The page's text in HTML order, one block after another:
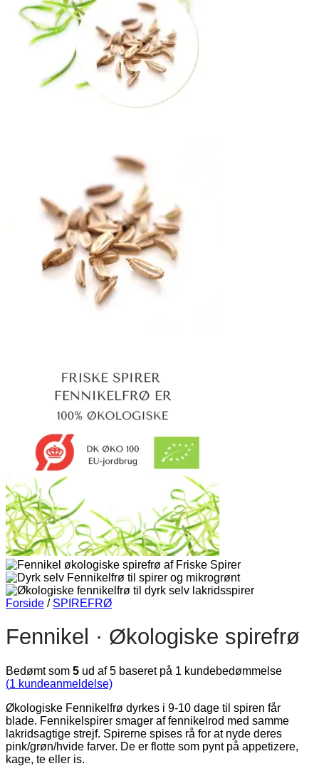
Forside / SPIREFRØ
Fennikel · Økologiske spirefrø
Bedømt som 5 ud af 5 baseret på 1 kundebedømmelse
(1 kundeanmeldelse)
Økologiske Fennikelfrø dyrkes i 9-10 dage til spiren får
blade. Fennikelspirer smager af fennikelrod med samme
lakridsagtige strejf. Spirerne spises rå for at nyde deres
pink/grøn/hvide farver. De er flotte som pynt på appetizere,
kage, te eller is.